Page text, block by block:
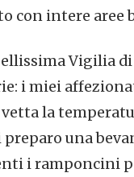
con intere aree
Vigilia
i miei
la
una
i ramponcini